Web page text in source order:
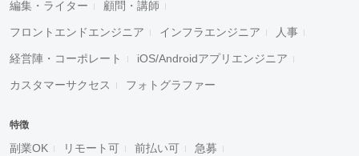
編集・ライター 顧問・講師
フロントエンドエンジニア インフラエンジニア 人事
経営陣・コーポレート iOS/Androidアプリエンジニア
カスタマーサクセス フォトグラファー
特徴
副業OK リモート可 前払い可 急募